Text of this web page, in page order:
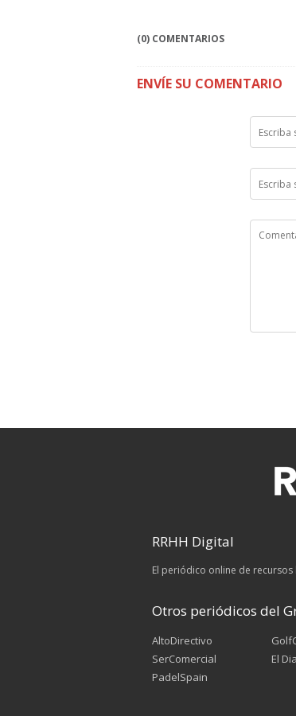
(0) COMENTARIOS
ENVÍE SU COMENTARIO
RRHH Digital
El periódico online de
Otros periódicos del
AltoDirectivo
SerComercial
PadelSpain
El